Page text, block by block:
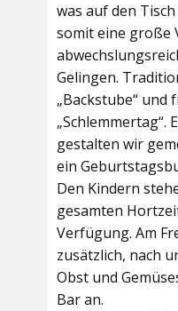
was auf den
somit eine große
Gelingen.
„Backstube“ und
„Schlemmertag“.
gestalten wir
ein
Den Kindern
gesamten
Verfügung. Am
zusätzlich, nach
Obst und
Bar an.